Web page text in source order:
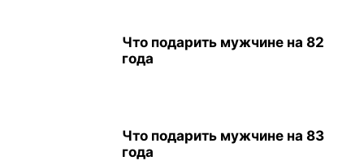
Что подарить мужчине на 82
года
Что подарить мужчине на 83
года